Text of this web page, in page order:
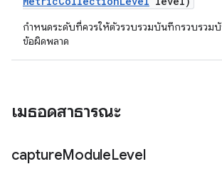
กำหนดระดับที่ควรให้ตัวรวบรวมบันทึกรวบรวม
ข้อผิดพลาด
เมธอดสาธารณะ
captureModuleLevel